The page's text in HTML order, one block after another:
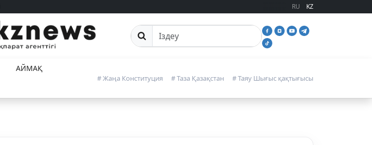
RU KZ
Сайттан іздеу
АЙМАҚ
# Жаңа Конституция # Таза Қазақстан # Таяу Шығыс қақтығысы